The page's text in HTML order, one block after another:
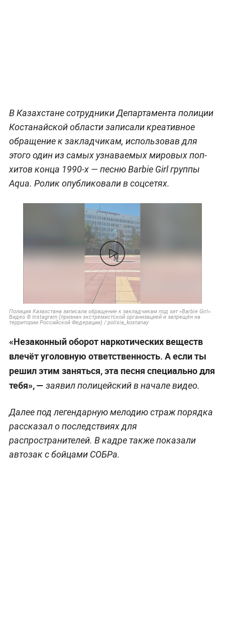
В Казахстане сотрудники Департамента полиции
Костанайской области записали креативное
обращение к закладчикам, использовав для
этого один из самых узнаваемых мировых поп-
хитов конца 1990-х — песню Barbie Girl группы
Aqua. Ролик опубликовали в соцсетях.
Полиция Казахстана записала обращение к закладчикам под хит «Barbie Girl».
Видео © Instagram (признан экстремистской организацией и запрещён на
территории Российской Федерации) / polisia_kostanay
«Незаконный оборот наркотических веществ
влечёт уголовную ответственность. А если ты
решил этим заняться, эта песня специально для
тебя», — заявил полицейский в начале видео.
Далее под легендарную мелодию страж порядка
рассказал о последствиях для
распространителей. В кадре также показали
автозак с бойцами СОБРа.